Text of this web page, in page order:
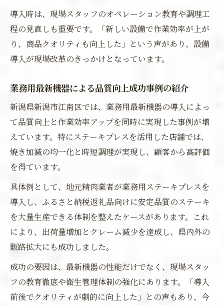
導入時は、現場スタッフのオペレーション教育や調理工
程の見直しも重要です。「新しい設備で作業効率が上が
り、商品クオリティも向上した」という声があり、設備
導入が現場改革のきっかけとなっています。
業務用最新機器による品質向上成功事例の紹介
新潟県新潟市江南区では、業務用最新機器の導入によっ
て品質向上と作業効率アップを同時に実現した事例が増
えています。特にステーキプレスを活用した店舗では、
焼き加減の均一化と時短調理が実現し、顧客から高評価
を得ています。
具体例として、地元精肉業者が業務用ステーキプレスを
導入し、ふるさと納税返礼品向けに安定品質のステーキ
を大量生産できる体制を整えたケースがあります。これ
により、出荷量増加とクレーム減少を達成し、県内外の
販路拡大にも成功しました。
成功の要因は、最新機器の性能だけでなく、現場スタッ
フの教育徹底や衛生管理体制の強化にあります。「導入
前後でクオリティが劇的に向上した」との声もあり、今